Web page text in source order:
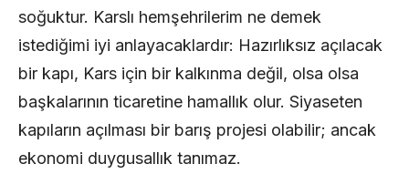
soğuktur. Karslı hemşehrilerim ne demek
istediğimi iyi anlayacaklardır: Hazırlıksız açılacak
bir kapı, Kars için bir kalkınma değil, olsa olsa
başkalarının ticaretine hamallık olur. Siyaseten
kapıların açılması bir barış projesi olabilir; ancak
ekonomi duygusallık tanımaz.